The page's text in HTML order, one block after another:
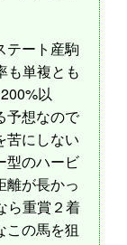
テート産駒
も単複とも
以
予想なので
苦にしない
型のハービ
離が長かっ
ら重賞２着
この馬を狙